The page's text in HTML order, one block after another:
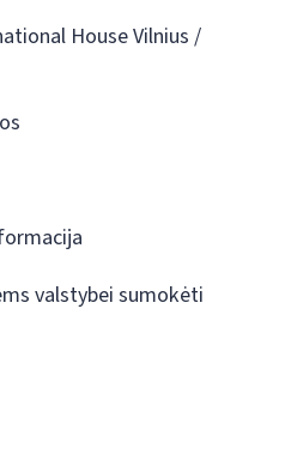
House Vilnius /
valstybei sumokėti